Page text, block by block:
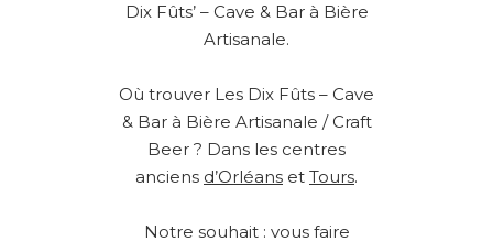
Dix Fûts’ – Cave & Bar à Bière
Artisanale.
Où trouver Les Dix Fûts – Cave
& Bar à Bière Artisanale / Craft
Beer ? Dans les centres
anciens d’Orléans et Tours.
Notre souhait : vous faire